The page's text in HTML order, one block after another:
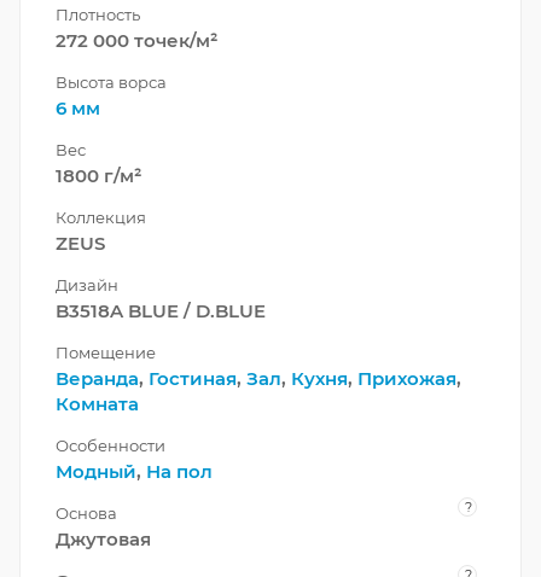
Плотность
272 000 точек/м²
Высота ворса
6 мм
Вес
1800 г/м²
Коллекция
ZEUS
Дизайн
B3518A BLUE / D.BLUE
Помещение
Веранда, Гостиная, Зал, Кухня, Прихожая,
Комната
Особенности
Модный, На пол
Основа ?
Джутовая